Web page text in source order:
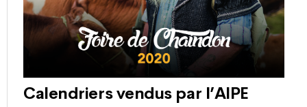
Calendriers vendus par l’AIPE